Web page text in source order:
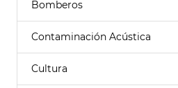
Bomberos
Contaminación Acústica
Cultura